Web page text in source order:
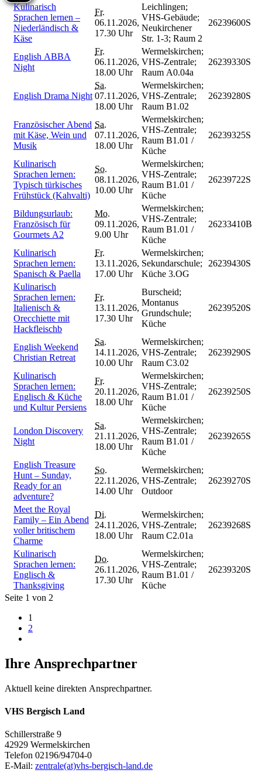
Kulinarisch
Sprachen lernen –
Niederländisch &
Käse
Fr.
06.11.2026,
17.30 Uhr
Leichlingen;
VHS-Gebäude;
Neukirchener
Str. 1-3; Raum 2
26239600S
English ABBA
Night
Fr.
06.11.2026,
18.00 Uhr
Wermelskirchen;
VHS-Zentrale;
Raum A0.04a
26239330S
English Drama Night
Sa.
07.11.2026,
18.00 Uhr
Wermelskirchen;
VHS-Zentrale;
Raum B1.02
26239280S
Französischer Abend
mit Käse, Wein und
Musik
Sa.
07.11.2026,
18.00 Uhr
Wermelskirchen;
VHS-Zentrale;
Raum B1.01 /
Küche
26239325S
Kulinarisch
Sprachen lernen:
Typisch türkisches
Frühstück (Kahvalti)
So.
08.11.2026,
10.00 Uhr
Wermelskirchen;
VHS-Zentrale;
Raum B1.01 /
Küche
26239722S
Bildungsurlaub:
Französisch für
Gourmets A2
Mo.
09.11.2026,
9.00 Uhr
Wermelskirchen;
VHS-Zentrale;
Raum B1.01 /
Küche
26233410B
Kulinarisch
Sprachen lernen:
Spanisch & Paella
Fr.
13.11.2026,
17.00 Uhr
Wermelskirchen;
Sekundarschule;
Küche 3.OG
26239430S
Kulinarisch
Sprachen lernen:
Italienisch &
Orecchiette mit
Hackfleischb
Fr.
13.11.2026,
17.30 Uhr
Burscheid;
Montanus
Grundschule;
Küche
26239520S
English Weekend
Christian Retreat
Sa.
14.11.2026,
10.00 Uhr
Wermelskirchen;
VHS-Zentrale;
Raum C3.02
26239290S
Kulinarisch
Sprachen lernen:
Englisch & Küche
und Kultur Persiens
Fr.
20.11.2026,
18.00 Uhr
Wermelskirchen;
VHS-Zentrale;
Raum B1.01 /
Küche
26239250S
London Discovery
Night
Sa.
21.11.2026,
18.00 Uhr
Wermelskirchen;
VHS-Zentrale;
Raum B1.01 /
Küche
26239265S
English Treasure
Hunt – Sunday,
Ready for an
adventure?
So.
22.11.2026,
14.00 Uhr
Wermelskirchen;
VHS-Zentrale;
Outdoor
26239270S
Meet the Royal
Family – Ein Abend
voller britischem
Charme
Di.
24.11.2026,
18.00 Uhr
Wermelskirchen;
VHS-Zentrale;
Raum C2.01a
26239268S
Kulinarisch
Sprachen lernen:
Englisch &
Thanksgiving
Do.
26.11.2026,
17.30 Uhr
Wermelskirchen;
VHS-Zentrale;
Raum B1.01 /
Küche
26239320S
Seite 1 von 2
1
2
Ihre Ansprechpartner
Aktuell keine direkten Ansprechpartner.
VHS Bergisch Land
Schillerstraße 9
42929 Wermelskirchen
Telefon 02196/94704-0
E-Mail: zentrale(at)vhs-bergisch-land.de